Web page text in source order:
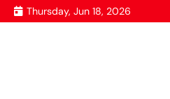
Skip
to
Thursday, Jun 18, 2026